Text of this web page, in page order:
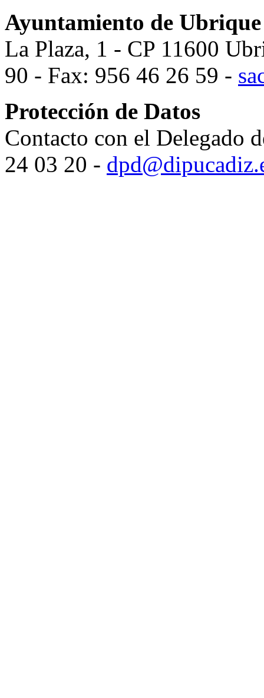
Ayuntamiento de Ubrique
La Plaza, 1 - CP 11600
90 - Fax: 956 46 26 59 -
Protección de Datos
Contacto con el Delegado
24 03 20 -